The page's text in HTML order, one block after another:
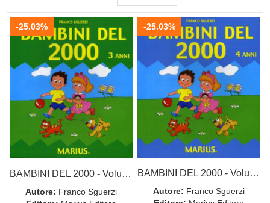
-25.03%
BAMBINI DEL 2000 - Volume operativo per i bambini di 3
Autore: Franco Sguerzi
-25.03%
BAMBINI DEL 2000 - Volume operativo per i bambini di 4
Autore: Franco Sguerzi